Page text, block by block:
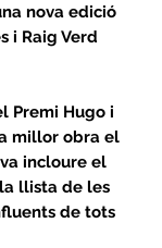
nova edició
i Raig Verd
Premi Hugo i
millor obra el
va incloure el
llista de les
de tots